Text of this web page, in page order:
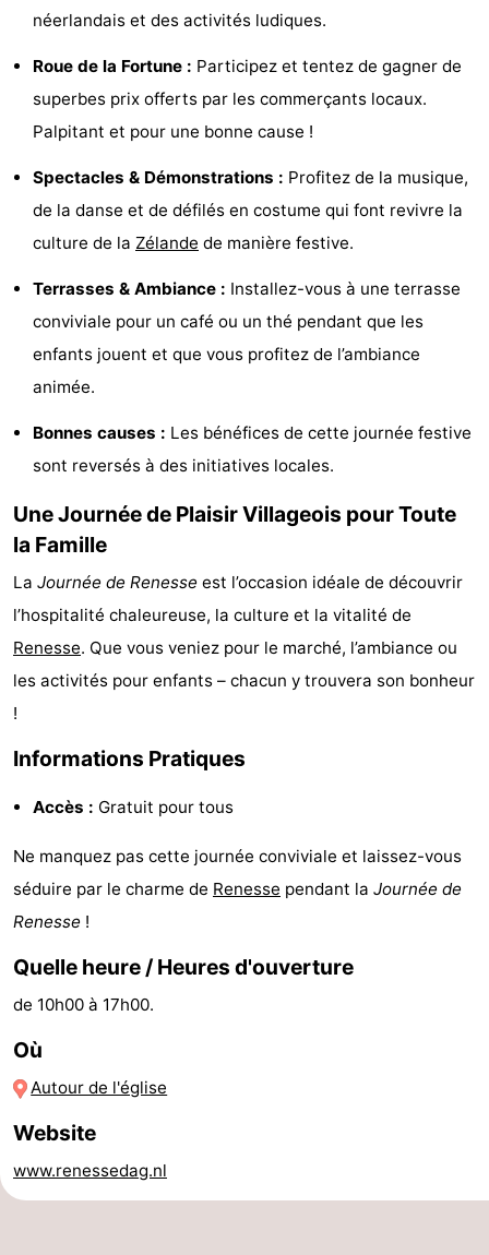
van
Haamstede
Valleien
Soeten
Haert
Wijde
Blick
-
Zeeland
Kust
Zonnedorp
van
minutes
Plages
faire
d'intérêt
-
Musées
-
Monuments
Églises
-
Points
de
vue
Attractions
-
Croisières
-
Terrains
jeux
-
de
jeux
intérieures
Bowling
-
Parcours
de
mini-
golf
Centres
de
bien-
être
Villages
&
villes
Nature
Visites
néerlandais et des activités ludiques.
Roue de la Fortune : Participez et tentez de gagner de
superbes prix offerts par les commerçants locaux.
Palpitant et pour une bonne cause !
Spectacles & Démonstrations : Profitez de la musique,
de la danse et de défilés en costume qui font revivre la
culture de la Zélande de manière festive.
Terrasses & Ambiance : Installez-vous à une terrasse
conviviale pour un café ou un thé pendant que les
enfants jouent et que vous profitez de l’ambiance
animée.
Bonnes causes : Les bénéfices de cette journée festive
sont reversés à des initiatives locales.
Une Journée de Plaisir Villageois pour Toute
la Famille
La Journée de Renesse est l’occasion idéale de découvrir
l’hospitalité chaleureuse, la culture et la vitalité de
Renesse. Que vous veniez pour le marché, l’ambiance ou
les activités pour enfants – chacun y trouvera son bonheur
!
Informations Pratiques
Accès : Gratuit pour tous
Ne manquez pas cette journée conviviale et laissez-vous
séduire par le charme de Renesse pendant la Journée de
Renesse !
Quelle heure / Heures d'ouverture
de 10h00 à 17h00.
Où
Autour de l'église
Website
www.renessedag.nl